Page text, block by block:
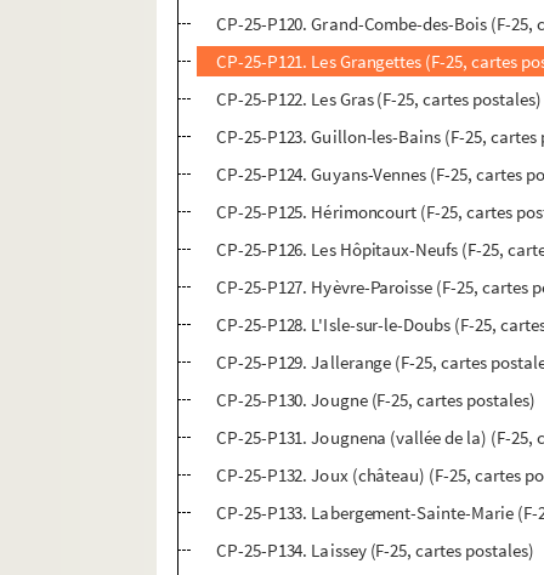
CP-25-P120. Grand-Combe-des-Bois (F-25,
CP-25-P121. Les Grangettes (F-25, cartes
CP-25-P122. Les Gras (F-25, cartes postales)
CP-25-P123. Guillon-les-Bains (F-25, cartes
CP-25-P124. Guyans-Vennes (F-25, cartes
CP-25-P125. Hérimoncourt (F-25, cartes
CP-25-P126. Les Hôpitaux-Neufs (F-25,
CP-25-P127. Hyèvre-Paroisse (F-25, cartes
CP-25-P128. L'Isle-sur-le-Doubs (F-25,
CP-25-P129. Jallerange (F-25, cartes
CP-25-P130. Jougne (F-25, cartes postales)
CP-25-P131. Jougnena (vallée de la) (F-25,
CP-25-P132. Joux (château) (F-25, cartes
CP-25-P133. Labergement-Sainte-Marie
CP-25-P134. Laissey (F-25, cartes postales)